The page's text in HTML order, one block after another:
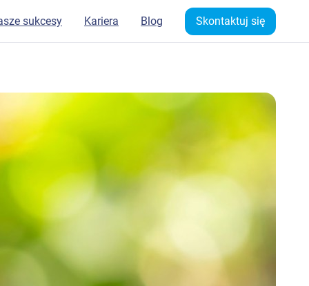
sukcesy Kariera Blog Skontaktuj się